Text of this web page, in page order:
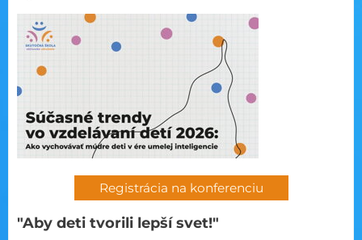
Registrácia na konferenciu
"Aby deti tvorili lepší svet!"